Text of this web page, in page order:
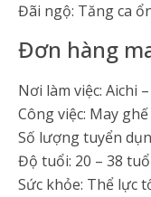
Đãi ngộ: Tăng ca
Đơn hàng
Nơi làm việc: Aichi
Công việc: May
Số lượng tuyển
Độ tuổi: 20 – 38
Sức khỏe: Thể lực